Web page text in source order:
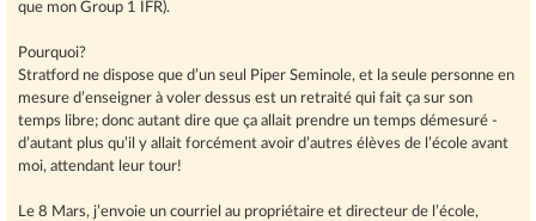
que mon Group 1 IFR).
Pourquoi?
Stratford ne dispose que d’un seul Piper Seminole, et la seule personne en
mesure d’enseigner à voler dessus est un retraité qui fait ça sur son
temps libre; donc autant dire que ça allait prendre un temps démesuré -
d’autant plus qu’il y allait forcément avoir d’autres élèves de l’école avant
moi, attendant leur tour!
Le 8 Mars, j’envoie un courriel au propriétaire et directeur de l’école,